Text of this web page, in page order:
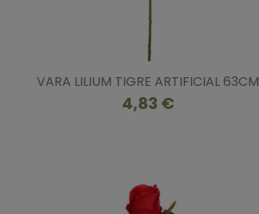
VARA LILIUM TIGRE ARTIFICIAL 63CM
4,83 €